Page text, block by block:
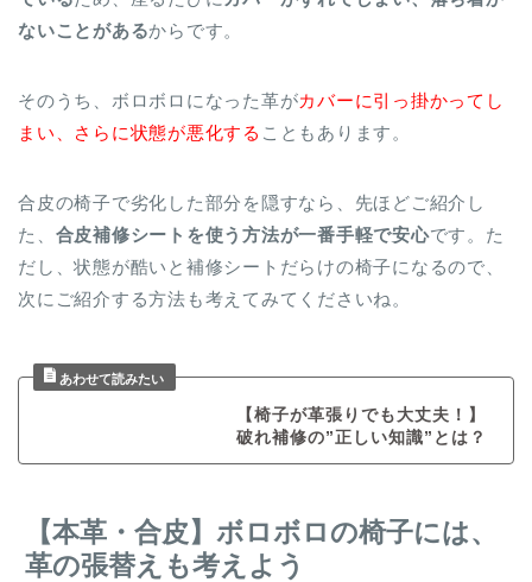
ないことがあるからです。
そのうち、ボロボロになった革がカバーに引っ掛かってし
まい、さらに状態が悪化する こともあります。
合皮の椅子で劣化した部分を隠すなら、先ほどご紹介し
た、 合皮補修シートを使う方法が一番手軽で安心です。た
だし、状態が酷いと補修シートだらけの椅子になるので、
次にご紹介する方法も考えてみてくださいね。
【椅子が革張りでも大丈夫！】
破れ補修の”正しい知識”とは？
【本革・合皮】ボロボロの椅子には、
革の張替えも考えよう